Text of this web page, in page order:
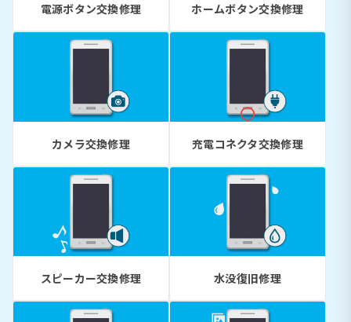
電源ボタン交換修理 ホームボタン交換修理
カメラ交換修理 充電コネクタ交換修理
スピーカー交換修理 水没復旧修理